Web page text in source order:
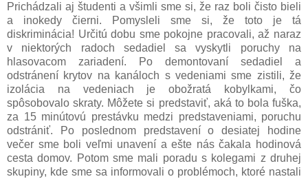
Prichádzali aj študenti a všimli sme si, že raz boli čisto bieli
a inokedy čierni. Pomysleli sme si, že toto je tá
diskriminácia! Určitú dobu sme pokojne pracovali, až naraz
v niektorých radoch sedadiel sa vyskytli poruchy na
hlasovacom zariadení. Po demontovaní sedadiel a
odstránení krytov na kanáloch s vedeniami sme zistili, že
izolácia na vedeniach je obožratá kobylkami, čo
spôsobovalo skraty. Môžete si predstaviť, aká to bola fuška,
za 15 minútovú prestávku medzi predstaveniami, poruchu
odstrániť. Po poslednom predstavení o desiatej hodine
večer sme boli veľmi unavení a ešte nás čakala hodinová
cesta domov. Potom sme mali poradu s kolegami z druhej
skupiny, kde sme sa informovali o problémoch, ktoré nastali